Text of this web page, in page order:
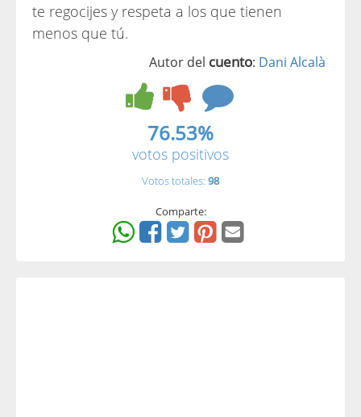
te regocijes y respeta a los que tienen
menos que tú.
Autor del cuento: Dani Alcalà
76.53%
votos positivos
Votos totales: 98
Comparte: